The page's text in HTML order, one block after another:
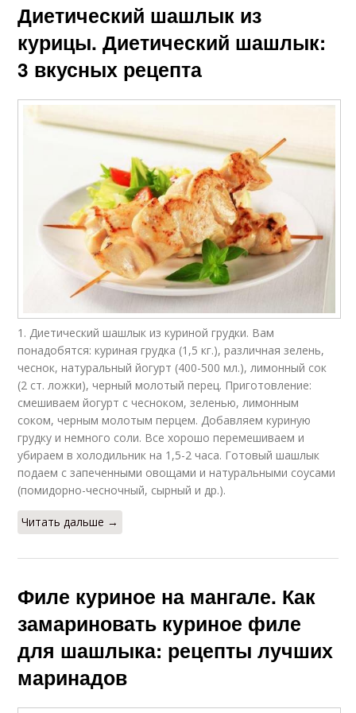
Диетический шашлык из
курицы. Диетический шашлык:
3 вкусных рецепта
1. Диетический шашлык из куриной грудки. Вам
понадобятся: куриная грудка (1,5 кг.), различная зелень,
чеснок, натуральный йогурт (400-500 мл.), лимонный сок
(2 ст. ложки), черный молотый перец. Приготовление:
смешиваем йогурт с чесноком, зеленью, лимонным
соком, черным молотым перцем. Добавляем куриную
грудку и немного соли. Все хорошо перемешиваем и
убираем в холодильник на 1,5-2 часа. Готовый шашлык
подаем с запеченными овощами и натуральными соусами
(помидорно-чесночный, сырный и др.).
Читать дальше →
Филе куриное на мангале. Как
замариновать куриное филе
для шашлыка: рецепты лучших
маринадов